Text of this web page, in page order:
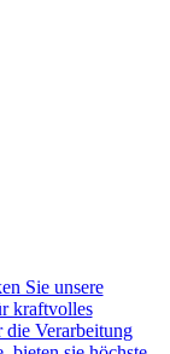
Sie unsere
kraftvolles
die Verarbeitung